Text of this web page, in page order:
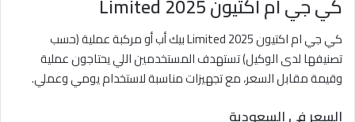
كي جي ام اكتيون Limited 2025
كي جي ام اكتيون Limited 2025 بيك أب أو مركبة عملية (حسب
تصنيفها لدى الوكيل) تستهدف المستخدمين اللي يحتاجون عملية
وقيمة مقابل السعر، مع تجهيزات مناسبة لاستخدام يومي وعملي.
السعر في السعودية